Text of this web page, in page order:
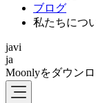
ブログ
私たちにつ
javi
ja
Moonlyをダウン